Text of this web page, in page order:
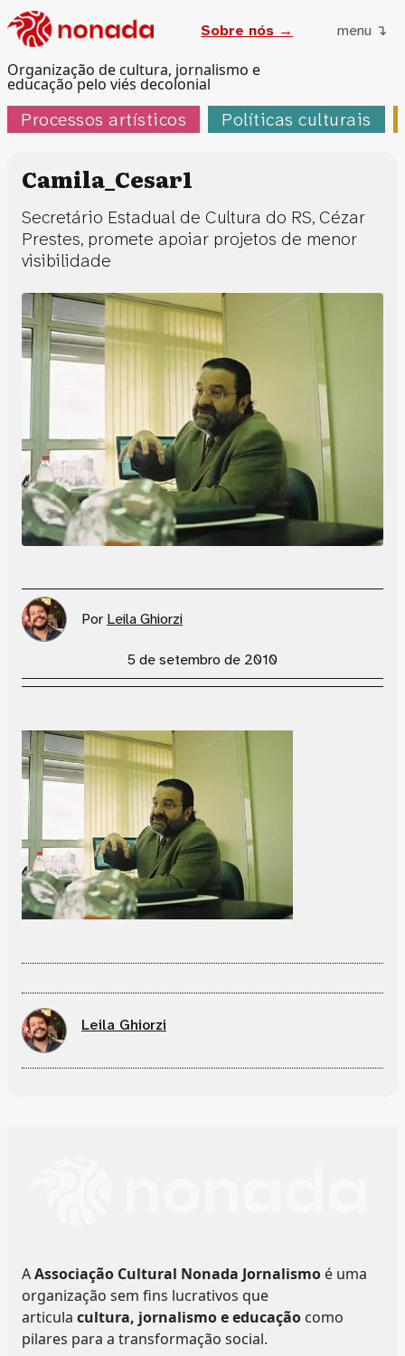
Organização de cultura, jornalismo e
educação pelo viés decolonial
Sobre nós → menu ↴
Processos artísticos Políticas culturais
Camila_Cesar1
Secretário Estadual de Cultura do RS, Cézar
Prestes, promete apoiar projetos de menor
visibilidade
Por Leila Ghiorzi
5 de setembro de 2010
Leila Ghiorzi
AAssociação Cultural Nonada Jornalismo é uma
organização sem fins lucrativos que
articula cultura, jornalismo e educação como
pilares para a transformação social.